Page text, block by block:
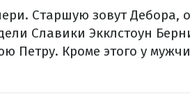
Старшую зовут Дебора,
Славики Экклстоун
Петру. Кроме этого у